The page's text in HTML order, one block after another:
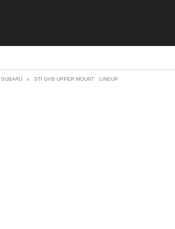
SUBARU STI GVB UPPER MOUNT LINEUP